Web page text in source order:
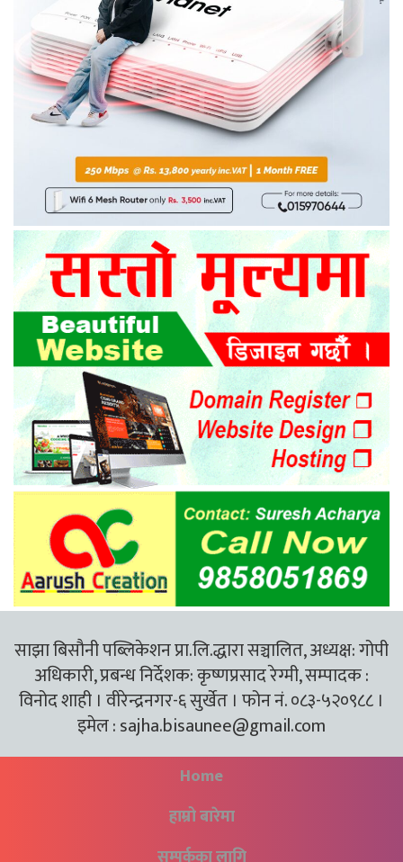
साझा बिसौनी पब्लिकेशन प्रा.लि.द्धारा सञ्चालित, अध्यक्ष: गोपी
अधिकारी, प्रबन्ध निर्देशक: कृष्णप्रसाद रेग्मी, सम्पादक :
विनोद शाही । वीरेन्द्रनगर-६ सुर्खेत । फोन नं. ०८३-५२०९८८ ।
इमेल :sajha.bisaunee@gmail.com
Home
हाम्रो बारेमा